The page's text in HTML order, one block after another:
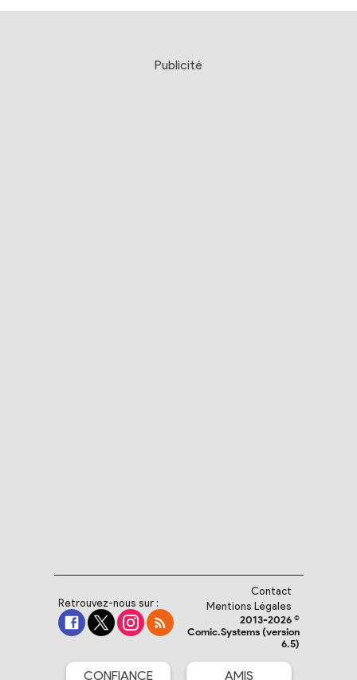
Publicité
Retrouvez-nous sur :
Contact
Mentions Légales
2013-2026 ©
Comic.Systems (version
6.5)
CONFIANCE AMIS